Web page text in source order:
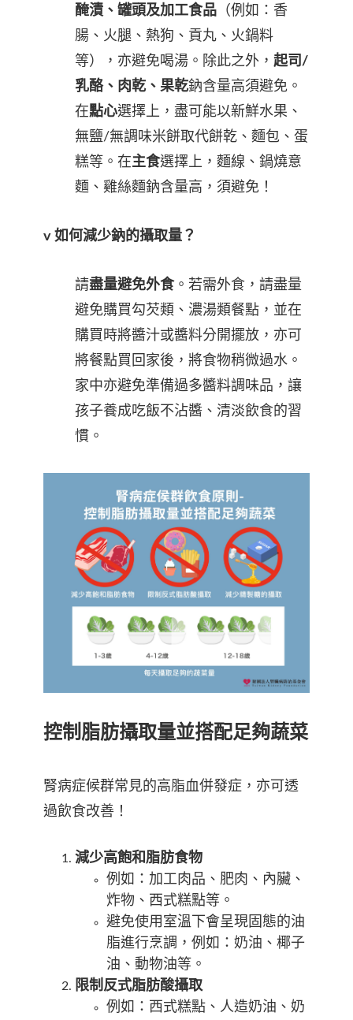
醃漬、罐頭及加工食品 （例如：香
腸、火腿、熱狗、貢丸、火鍋料
等），亦避免喝湯。除此之外， 起司 /
乳酪、肉乾、果乾鈉含量高須避免。
在點心選擇上，盡可能以新鮮水果、
無鹽/無調味米餅取代餅乾、麵包、蛋
糕等。在主食選擇上，麵線、鍋燒意
麵、雞絲麵鈉含量高，須避免！
v 如何減少鈉的攝取量？
請盡量避免外食。若需外食，請盡量
避免購買勾芡類、濃湯類餐點，並在
購買時將醬汁或醬料分開擺放，亦可
將餐點買回家後，將食物稍微過水。
家中亦避免準備過多醬料調味品，讓
孩子養成吃飯不沾醬、清淡飲食的習
慣。
控制脂肪攝取量並搭配足夠蔬菜
腎病症候群常見的高脂血併發症，亦可透
過飲食改善！
減少高飽和脂肪食物
例如：加工肉品、肥肉、內臟、
炸物、西式糕點等。
避免使用室溫下會呈現固態的油
脂進行烹調，例如：奶油、椰子
油、動物油等。
限制反式脂肪酸攝取
例如：西式糕點、人造奶油、奶